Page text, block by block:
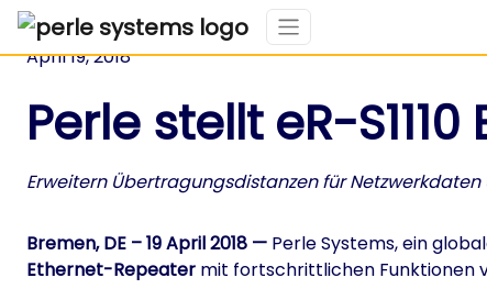
April 19, 2018
Perle stellt eR-
Erweitern Übertragungsdistanzen für
Bremen, DE – 19 April 2018 — Perle Systems, ein
Ethernet-Repeater mit fortschrittlichen Funktionen